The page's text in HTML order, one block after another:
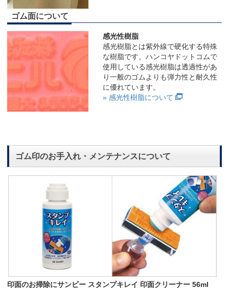
ゴム面について
感光性樹脂
感光樹脂とは紫外線で硬化する特殊
な樹脂です。ハンコヤドットコムで
使用している感光樹脂は透過性があ
り一般のゴムよりも弾力性と耐久性
に優れています。
» 感光性樹脂について
ゴム印のお手入れ・メンテナンスについて
印面のお掃除にサンビー スタンプキレイ 印面クリーナー 56ml